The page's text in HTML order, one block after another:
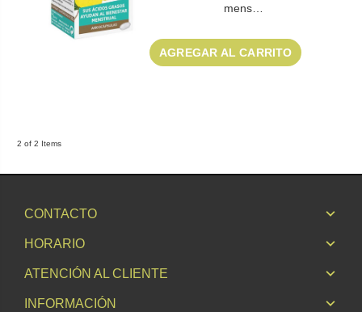
mens…
AGREGAR AL CARRITO
2 of 2 Items
CONTACTO
HORARIO
ATENCIÓN AL CLIENTE
INFORMACIÓN